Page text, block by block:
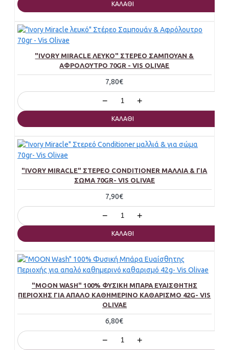
ΚΑΛΆΘΙ
"IVORY MIRACLE ΛΕΥΚΌ" ΣΤΈΡΕΟ ΣΑΜΠΟΥΆΝ &
ΑΦΡΌΛΟΥΤΡΟ 70GR - VIS OLIVAE
7,80€
− +
ΚΑΛΆΘΙ
"IVORY MIRACLE" ΣΤΕΡΕΌ CONDITIONER ΜΑΛΛΙΆ & ΓΙΑ
ΣΏΜΑ 70GR- VIS OLIVAE
7,90€
− +
ΚΑΛΆΘΙ
"MOON WASH" 100% ΦΥΣΙΚΉ ΜΠΆΡΑ ΕΥΑΊΣΘΗΤΗΣ
ΠΕΡΙΟΧΉΣ ΓΙΑ ΑΠΑΛΌ ΚΑΘΗΜΕΡΙΝΌ ΚΑΘΑΡΙΣΜΌ 42G- VIS
OLIVAE
6,80€
− +